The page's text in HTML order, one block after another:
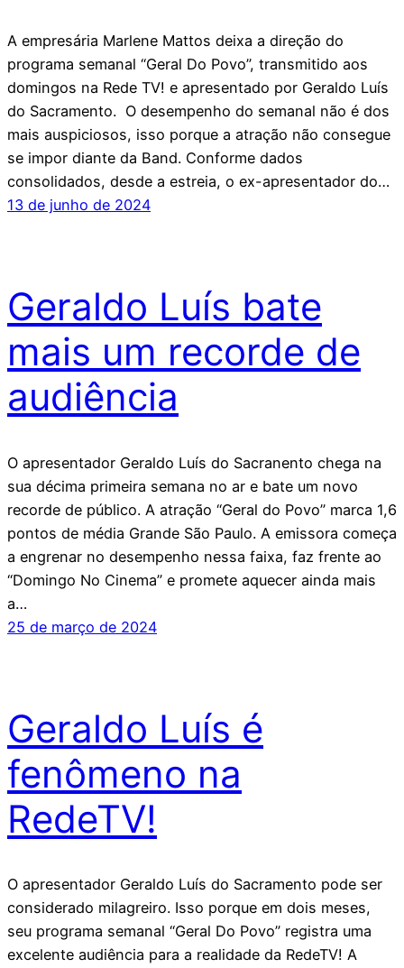
A empresária Marlene Mattos deixa a direção do
programa semanal “Geral Do Povo”, transmitido aos
domingos na Rede TV! e apresentado por Geraldo Luís
do Sacramento. O desempenho do semanal não é dos
mais auspiciosos, isso porque a atração não consegue
se impor diante da Band. Conforme dados
consolidados, desde a estreia, o ex-apresentador do…
13 de junho de 2024
Geraldo Luís bate
mais um recorde de
audiência
O apresentador Geraldo Luís do Sacranento chega na
sua décima primeira semana no ar e bate um novo
recorde de público. A atração “Geral do Povo” marca 1,6
pontos de média Grande São Paulo. A emissora começa
a engrenar no desempenho nessa faixa, faz frente ao
“Domingo No Cinema” e promete aquecer ainda mais
a…
25 de março de 2024
Geraldo Luís é
fenômeno na
RedeTV!
O apresentador Geraldo Luís do Sacramento pode ser
considerado milagreiro. Isso porque em dois meses,
seu programa semanal “Geral Do Povo” registra uma
excelente audiência para a realidade da RedeTV! A